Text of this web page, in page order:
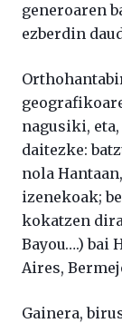
generoaren
ezberdin
nagusiki,
daitezke:
nola
izenekoak;
kokatzen
Bayou….) bai
Aires,
Gainera,